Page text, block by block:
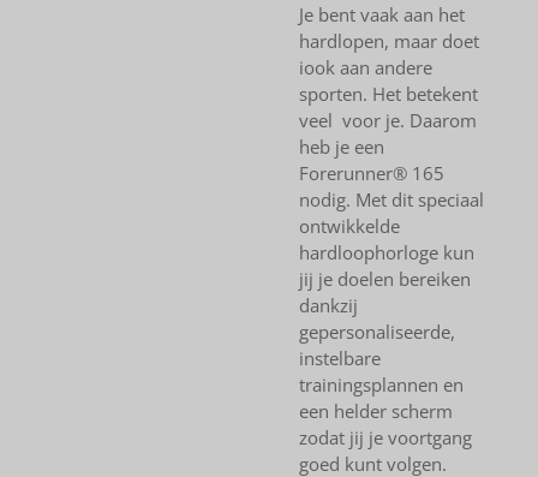
Je bent vaak aan het
hardlopen, maar doet
iook aan andere
sporten. Het betekent
veel voor je. Daarom
heb je een
Forerunner® 165
nodig. Met dit speciaal
ontwikkelde
hardloophorloge kun
jij je doelen bereiken
dankzij
gepersonaliseerde,
instelbare
trainingsplannen en
een helder scherm
zodat jij je voortgang
goed kunt volgen.